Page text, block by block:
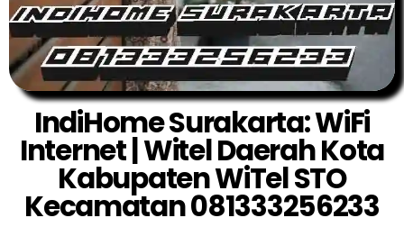
IndiHome Surakarta: WiFi
Internet | Witel Daerah Kota
Kabupaten WiTel STO
Kecamatan 081333256233